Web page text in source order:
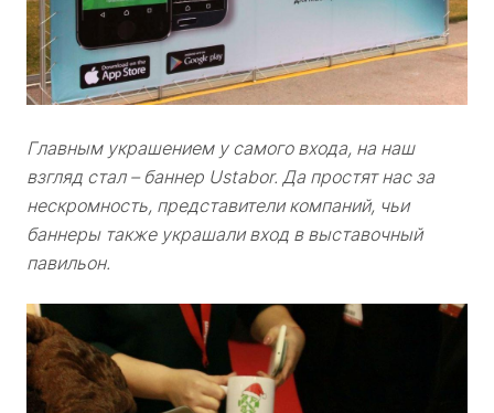
Главным украшением у самого входа, на наш
взгляд стал – баннер Ustabor. Да простят нас за
нескромность, представители компаний, чьи
баннеры также украшали вход в выставочный
павильон.